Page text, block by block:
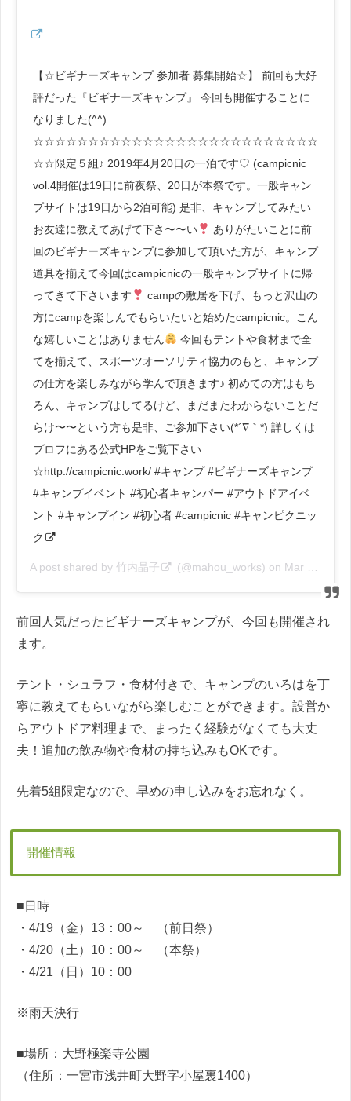
【☆ビギナーズキャンプ 参加者 募集開始☆】 前回も大好
評だった『ビギナーズキャンプ』 今回も開催することに
なりました(^^)
☆☆☆☆☆☆☆☆☆☆☆☆☆☆☆☆☆☆☆☆☆☆☆☆☆☆
☆☆限定５組♪ 2019年4月20日の一泊です♡ (campicnic
vol.4開催は19日に前夜祭、20日が本祭です。一般キャン
プサイトは19日から2泊可能) 是非、キャンプしてみたい
お友達に教えてあげて下さ〜〜い
ありがたいことに前
回のビギナーズキャンプに参加して頂いた方が、キャンプ
道具を揃えて今回はcampicnicの一般キャンプサイトに帰
ってきて下さいます
campの敷居を下げ、もっと沢山の
方にcampを楽しんでもらいたいと始めたcampicnic。こん
な嬉しいことはありません
今回もテントや食材まで全
てを揃えて、スポーツオーソリティ協力のもと、キャンプ
の仕方を楽しみながら学んで頂きます♪ 初めての方はもち
ろん、キャンプはしてるけど、まだまたわからないことだ
らけ〜〜という方も是非、ご参加下さい(*´∇｀*) 詳しくは
プロフにある公式HPをご覧下さい
☆http://campicnic.work/ #キャンプ #ビギナーズキャンプ
#キャンプイベント #初心者キャンパー #アウトドアイベ
ント #キャンプイン #初心者 #campicnic #キャンピクニッ
ク
A post shared by 竹内晶子 (@mahou_works) on Mar 11, 2019 at 7:46am PDT
前回人気だったビギナーズキャンプが、今回も開催され
ます。
テント・シュラフ・食材付きで、キャンプのいろはを丁
寧に教えてもらいながら楽しむことができます。設営か
らアウトドア料理まで、まったく経験がなくても大丈
夫！追加の飲み物や食材の持ち込みもOKです。
先着5組限定なので、早めの申し込みをお忘れなく。
開催情報
■日時
・4/19（金）13：00～ （前日祭）
・4/20（土）10：00～ （本祭）
・4/21（日）10：00
※雨天決行
■場所：大野極楽寺公園
（住所：一宮市浅井町大野字小屋裏1400）